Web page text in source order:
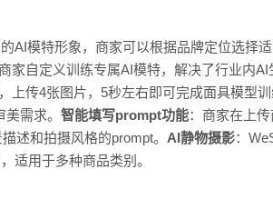
AI模特形象，商家可以根据品牌定位选择
家自定义训练专属AI模特，解决了行业内AI
传4张图片，5秒左右即可完成面具模型训
需求。 智能填写prompt功能：商家在上
述和拍摄风格的prompt。 AI静物摄影：
适用于多种商品类别。